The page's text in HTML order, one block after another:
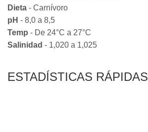
Dieta - Carnívoro
pH - 8,0 a 8,5
Temp - De 24°C a 27°C
Salinidad - 1,020 a 1,025
ESTADÍSTICAS RÁPIDAS